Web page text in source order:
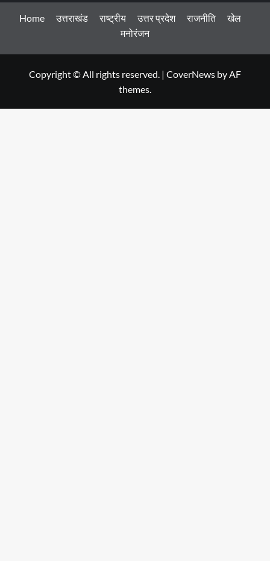
Home उत्तराखंड राष्ट्रीय उत्तर प्रदेश राजनीति
खेल
मनोरंजन
Copyright © All rights reserved. | CoverNews by AF
themes.